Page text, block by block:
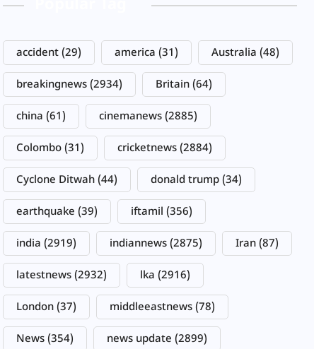
accident (29) america (31) Australia (48)
breakingnews (2934) Britain (64)
china (61) cinemanews (2885)
Colombo (31) cricketnews (2884)
Cyclone Ditwah (44) donald trump (34)
earthquake (39) iftamil (356)
india (2919) indiannews (2875) Iran (87)
latestnews (2932) lka (2916)
London (37) middleeastnews (78)
News (354) news update (2899)